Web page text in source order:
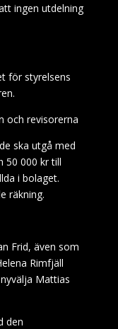
ingen utdelning
för styrelsens
och revisorerna
ska utgå med
50 000 kr till
i bolaget.
räkning.
Frid, även som
Rimfjäll
Mattias
den